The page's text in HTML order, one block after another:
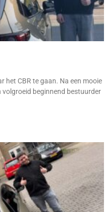
het CBR te gaan. Na een mooie
volgroeid beginnend bestuurder